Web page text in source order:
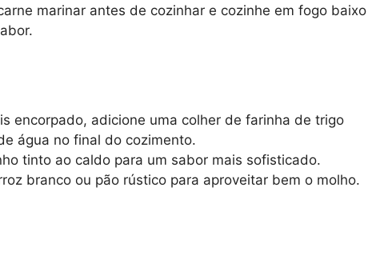
marinar antes de cozinhar e cozinhe em fogo baixo
encorpado, adicione uma colher de farinha de trigo
água no final do cozimento.
tinto ao caldo para um sabor mais sofisticado.
branco ou pão rústico para aproveitar bem o molho.